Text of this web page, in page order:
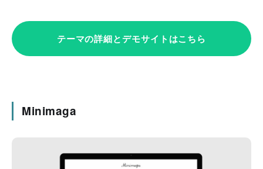
テーマの詳細とデモサイトはこちら
Minimaga